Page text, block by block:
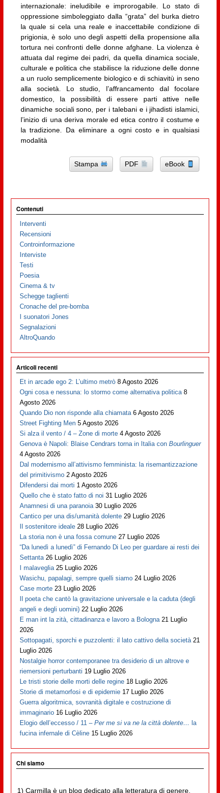
internazionale: ineludibile e improrogabile. Lo stato di
oppressione simboleggiato dalla “grata” del burka dietro
la quale si cela una reale e inaccettabile condizione di
prigionia, è solo uno degli aspetti della propensione alla
tortura nei confronti delle donne afghane. La violenza è
attuata dal regime dei padri, da quella dinamica sociale,
culturale e politica che stabilisce la riduzione delle donne
a un ruolo semplicemente biologico e di schiavitù in seno
alla società. Lo studio, l’affrancamento dal focolare
domestico, la possibilità di essere parti attive nelle
dinamiche sociali sono, per i talebani e i jihadisti islamici,
l’inizio di una deriva morale ed etica contro il costume e
la tradizione. Da eliminare a ogni costo e in qualsiasi
modalità
Stampa PDF eBook
Contenuti
Interventi
Recensioni
Controinformazione
Interviste
Testi
Poesia
Cinema & tv
Schegge taglienti
Cronache del pre-bomba
I suonatori Jones
Segnalazioni
AltroQuando
Articoli recenti
Et in arcade ego 2: L’ultimo metrò 8 Agosto 2026
Ogni cosa e nessuna: lo stormo come alternativa politica 8
Agosto 2026
Quando Dio non risponde alla chiamata 6 Agosto 2026
Street Fighting Men 5 Agosto 2026
Si alza il vento / 4 – Zone di morte 4 Agosto 2026
Genova è Napoli: Blaise Cendrars torna in Italia conBourlinguer
4 Agosto 2026
Dal modernismo all’attivismo femminista: la risemantizzazione
del primitivismo 2 Agosto 2026
Difendersi dai morti 1 Agosto 2026
Quello che è stato fatto di noi 31 Luglio 2026
Anamnesi di una paranoia 30 Luglio 2026
Cantico per una dis/umanità dolente 29 Luglio 2026
Il sostenitore ideale 28 Luglio 2026
La storia non è una fossa comune 27 Luglio 2026
“Da lunedì a lunedì” di Fernando Di Leo per guardare ai resti dei
Settanta 26 Luglio 2026
I malaveglia 25 Luglio 2026
Wasichu, papalagi, sempre quelli siamo 24 Luglio 2026
Case morte 23 Luglio 2026
Il poeta che cantò la gravitazione universale e la caduta (degli
angeli e degli uomini) 22 Luglio 2026
E man int la zità, cittadinanza e lavoro a Bologna 21 Luglio
2026
Sottopagati, sporchi e puzzolenti: il lato cattivo della società 21
Luglio 2026
Nostalgie horror contemporanee tra desiderio di un altrove e
riemersioni perturbanti 19 Luglio 2026
Le tristi storie delle morti delle regine 18 Luglio 2026
Storie di metamorfosi e di epidemie 17 Luglio 2026
Guerra algoritmica, sovranità digitale e costruzione di
immaginario 16 Luglio 2026
Elogio dell’eccesso / 11 –Per me si va ne la città dolente… la
fucina infernale di Cèline 15 Luglio 2026
Chi siamo
1) Carmilla è un blog dedicato alla letteratura di genere,